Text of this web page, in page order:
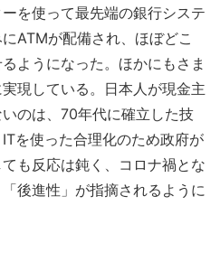
を使って最先端の銀行システ
ATMが配備され、ほぼどこ
ようになった。ほかにもさま
現している。日本人が現金主
のは、70年代に確立した技
を使った合理化のため政府が
も反応は鈍く、コロナ禍とな
後進性」が指摘されるように